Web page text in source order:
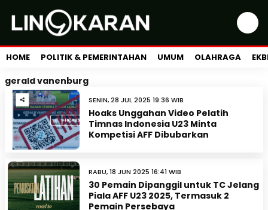
HOME POLITIK & PEMERINTAHAN UMUM OLAHRAGA
gerald vanenburg
SENIN, 28 JUL 2025 19:36 WIB
Hoaks Unggahan Video Pelatih
Timnas Indonesia U23 Minta
Kompetisi AFF Dibubarkan
RABU, 18 JUN 2025 16:41 WIB
30 Pemain Dipanggil untuk TC Jelang
Piala AFF U23 2025, Termasuk 2
Pemain Persebaya